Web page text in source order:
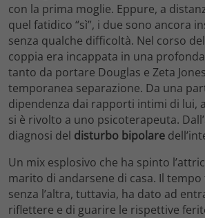
con la prima moglie. Eppure, a
quel fatidico “sì”, i due sono ancora
senza qualche difficoltà. Nel corso
coppia era incappata in una
tanto da portare Douglas e Zeta
temporanea separazione. Da una
dipendenza dai rapporti intimi di lui,
si è rivolto a uno psicoterapeuta.
diagnosi del disturbo bipolare
Un mix esplosivo che ha spinto
marito di andarsene di casa. Il tempo
senza l’altra, tuttavia, ha dato ad
riflettere e di guarire le rispettive